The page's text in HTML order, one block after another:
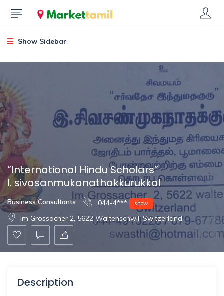
Show Sidebar
“International Hindu Scholars”
I. sivasanmukanathakkurukkal
Business Consultants 044-4*** show
Im Grossacher 2, 5622 Waltenschwil, Switzerland
Description